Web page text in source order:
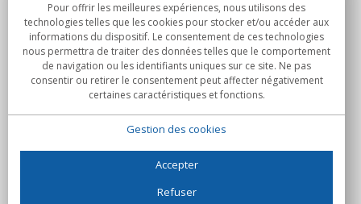
Engagements
Achats
Pour offrir les meilleures expériences, nous utilisons des
technologies telles que les cookies pour stocker et/ou accéder aux
informations du dispositif. Le consentement de ces technologies
nous permettra de traiter des données telles que le comportement
de navigation ou les identifiants uniques sur ce site. Ne pas
consentir ou retirer le consentement peut affecter négativement
certaines caractéristiques et fonctions.
Gestion des cookies
Accepter
Refuser